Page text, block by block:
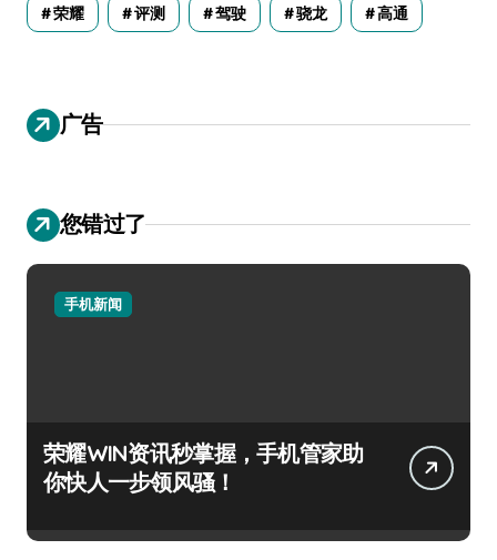
荣耀 评测 驾驶 骁龙 高通
广告
您错过了
手机新闻
荣耀WIN资讯秒掌握，手机管家助
你快人一步领风骚！